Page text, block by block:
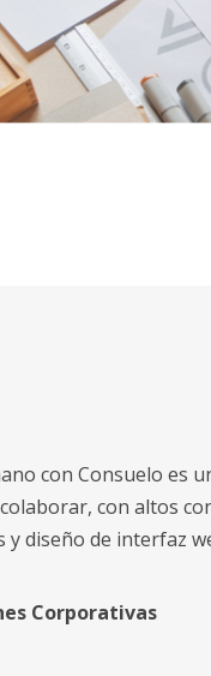
con Consuelo es
con altos
y diseño de interfaz
Corporativas